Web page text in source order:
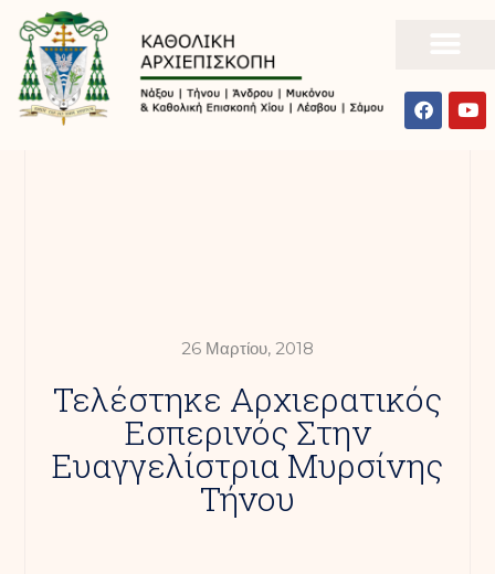
26 Μαρτίου, 2018
Τελέστηκε Αρχιερατικός
Εσπερινός Στην
Ευαγγελίστρια Μυρσίνης
Τήνου